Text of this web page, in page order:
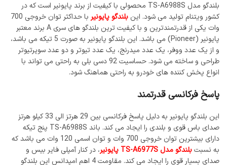
بلندگو مدل TS-A6988S محصولی با کیفیت از برند پایونیر است که در
کشور ویتنام تولید می شود. این بلندگو پایونیر
با حداکثر توان خروجی 700
وات یکی از قدرتمندترین و با کیفیت ترین بلندگو های سری A برند معتبر
پایونیر (Pioneer) می باشد. این بلندگو پایونیر به صورت 5 تیکه می باشد،
و از یک عدد ووفر، یک عدد میدرنج، یک عدد تیوتر و دو عدد سوپرتیوتر
طراحی و ساخته می شود. حساسیت 92 دسی بلی به راحتی می تواند با
انواع پخش کننده های خودرو به راحتی هماهنگ شود.
پاسخ فرکانسی قدرتمند
این بلندگو پایونیر به دلیل پاسخ فرکانسی بین 29 هرتز الی 33 کیلو هرتز
صدای باس قوی و بلندی را ایجاد می کند. باند TS-A6988S پنج تیکه
دارای بیشترین توان خروجی 700 وات و توان اسمی 120 وات می باشد که
به نسبتبلندگو مدل TS-A6977S پایونیر
، در کنار آمپلی فایر بیس و
صدای بسیار قوی را ایجاد می کند. مقاومت 4 اهم امپدانس این بلندگو